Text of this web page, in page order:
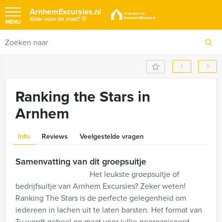
ArnhemExcursies.nl
Klaar voor de stad?®
MENU
Ranking the Stars in
Arnhem
Info Reviews Veelgestelde vragen
Samenvatting van dit groepsuitje
Het leukste groepsuitje of
bedrijfsuitje van Arnhem Excursies? Zeker weten!
Ranking The Stars is de perfecte gelegenheid om
iedereen in lachen uit te laten barsten. Het format van